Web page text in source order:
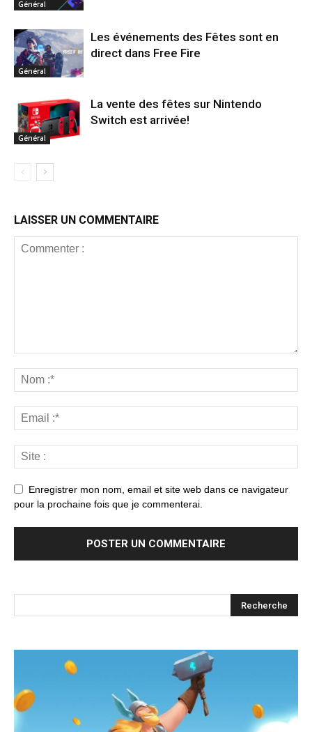
Général
Général
Les événements des Fêtes sont en
direct dans Free Fire
Général
La vente des fêtes sur Nintendo
Switch est arrivée!
LAISSER UN COMMENTAIRE
Enregistrer mon nom, email et site web dans ce navigateur
pour la prochaine fois que je commenterai.